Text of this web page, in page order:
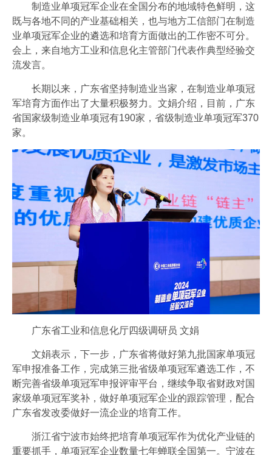
制造业单项冠军企业在全国分布的地域特色鲜明，这
既与各地不同的产业基础相关，也与地方工信部门在制造
业单项冠军企业的遴选和培育方面做出的工作密不可分。
会上，来自地方工业和信息化主管部门代表作典型经验交
流发言。
长期以来，广东省坚持制造业当家，在制造业单项冠
军培育方面作出了大量积极努力。文娟介绍，目前，广东
省国家级制造业单项冠有190家，省级制造业单项冠军370
家。
广东省工业和信息化厅四级调研员 文娟
文娟表示，下一步，广东省将做好第九批国家单项冠
军申报准备工作，完成第三批省级单项冠军遴选工作，不
断完善省级单项冠军申报评审平台，继续争取省财政对国
家级单项冠军奖补，做好单项冠军企业的跟踪管理，配合
广东省发改委做好一流企业的培育工作。
浙江省宁波市始终把培育单项冠军作为优化产业链的
重要抓手，单项冠军企业数量七年蝉联全国第一。宁波在